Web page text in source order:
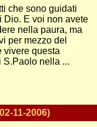
che sono guidati
Dio. E voi non avete
nella paura, ma
per mezzo del
vivere questa
S.Paolo nella ...
11-2006)